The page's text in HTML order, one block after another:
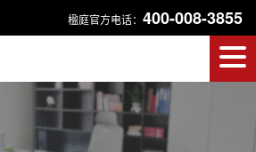
楹庭官方电话： 400-008-3855